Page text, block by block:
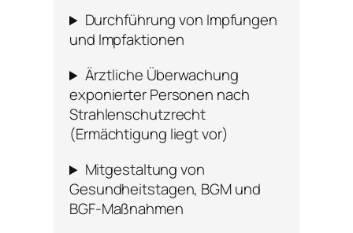
Durchführung von Impfungen
und Impfaktionen
Ärztliche Überwachung
exponierter Personen nach
Strahlenschutzrecht
(Ermächtigung liegt vor)
Mitgestaltung von
Gesundheitstagen, BGM und
BGF-Maßnahmen